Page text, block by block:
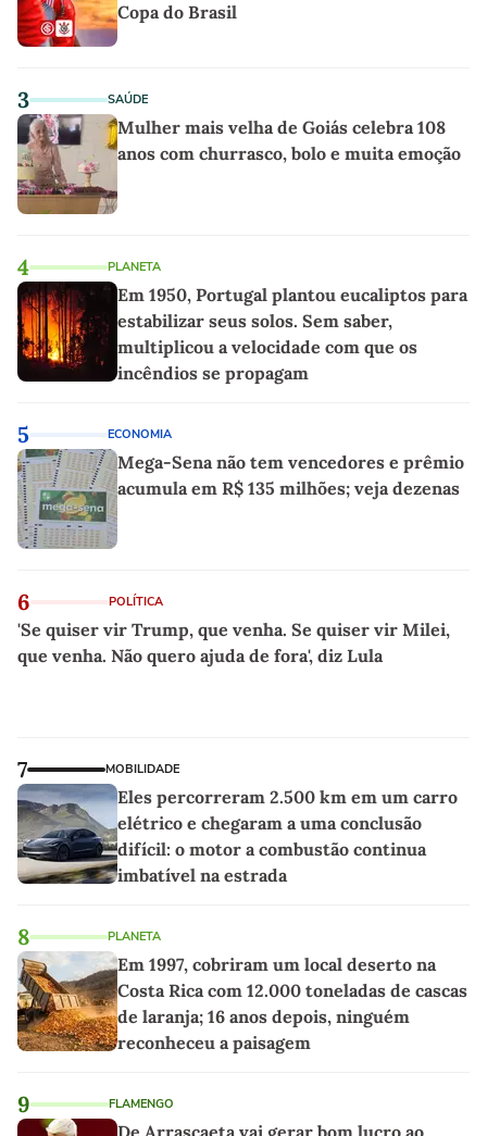
Copa do Brasil
3 SAÚDE
Mulher mais velha de Goiás celebra 108
anos com churrasco, bolo e muita emoção
4 PLANETA
Em 1950, Portugal plantou eucaliptos para
estabilizar seus solos. Sem saber,
multiplicou a velocidade com que os
incêndios se propagam
5 ECONOMIA
Mega-Sena não tem vencedores e prêmio
acumula em R$ 135 milhões; veja dezenas
6 POLÍTICA
'Se quiser vir Trump, que venha. Se quiser vir Milei,
que venha. Não quero ajuda de fora', diz Lula
7 MOBILIDADE
Eles percorreram 2.500 km em um carro
elétrico e chegaram a uma conclusão
difícil: o motor a combustão continua
imbatível na estrada
8 PLANETA
Em 1997, cobriram um local deserto na
Costa Rica com 12.000 toneladas de cascas
de laranja; 16 anos depois, ninguém
reconheceu a paisagem
9 FLAMENGO